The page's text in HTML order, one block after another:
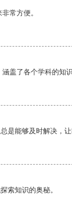
常方便。
盖了各个学科的知
是能够及时解决，让
索知识的奥秘。